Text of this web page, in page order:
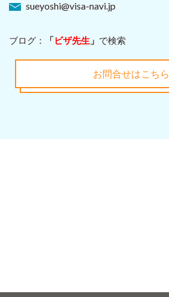
sueyoshi@visa-navi.jp
ブログ： 「ビザ先生 」 で検索
お問合せはこちら